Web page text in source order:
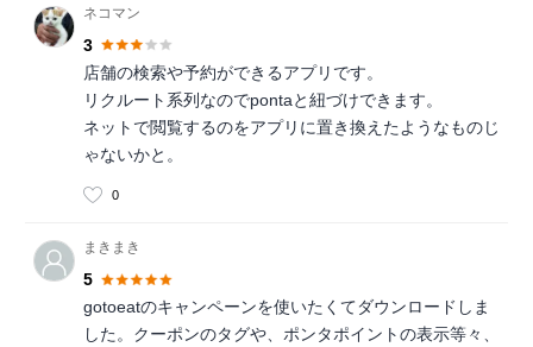
ネコマン
3
店舗の検索や予約ができるアプリです。
リクルート系列なのでpontaと紐づけできます。
ネットで閲覧するのをアプリに置き換えたようなものじ
ゃないかと。
0
まきまき
5
gotoeatのキャンペーンを使いたくてダウンロードしま
した。クーポンのタグや、ポンタポイントの表示等々、